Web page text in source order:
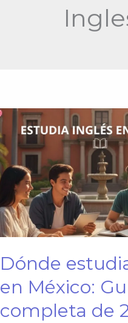
Dónde
en México:
completa de